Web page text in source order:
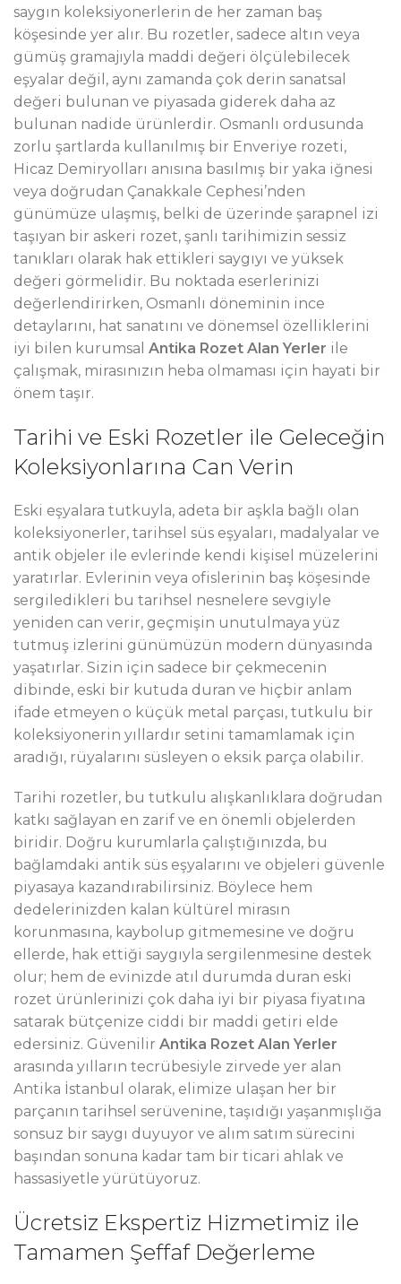
saygın koleksiyonerlerin de her zaman baş
köşesinde yer alır. Bu rozetler, sadece altın veya
gümüş gramajıyla maddi değeri ölçülebilecek
eşyalar değil, aynı zamanda çok derin sanatsal
değeri bulunan ve piyasada giderek daha az
bulunan nadide ürünlerdir. Osmanlı ordusunda
zorlu şartlarda kullanılmış bir Enveriye rozeti,
Hicaz Demiryolları anısına basılmış bir yaka iğnesi
veya doğrudan Çanakkale Cephesi’nden
günümüze ulaşmış, belki de üzerinde şarapnel izi
taşıyan bir askeri rozet, şanlı tarihimizin sessiz
tanıkları olarak hak ettikleri saygıyı ve yüksek
değeri görmelidir. Bu noktada eserlerinizi
değerlendirirken, Osmanlı döneminin ince
detaylarını, hat sanatını ve dönemsel özelliklerini
iyi bilen kurumsal Antika Rozet Alan Yerler ile
çalışmak, mirasınızın heba olmaması için hayati bir
önem taşır.
Tarihi ve Eski Rozetler ile Geleceğin
Koleksiyonlarına Can Verin
Eski eşyalara tutkuyla, adeta bir aşkla bağlı olan
koleksiyonerler, tarihsel süs eşyaları, madalyalar ve
antik objeler ile evlerinde kendi kişisel müzelerini
yaratırlar. Evlerinin veya ofislerinin baş köşesinde
sergiledikleri bu tarihsel nesnelere sevgiyle
yeniden can verir, geçmişin unutulmaya yüz
tutmuş izlerini günümüzün modern dünyasında
yaşatırlar. Sizin için sadece bir çekmecenin
dibinde, eski bir kutuda duran ve hiçbir anlam
ifade etmeyen o küçük metal parçası, tutkulu bir
koleksiyonerin yıllardır setini tamamlamak için
aradığı, rüyalarını süsleyen o eksik parça olabilir.
Tarihi rozetler, bu tutkulu alışkanlıklara doğrudan
katkı sağlayan en zarif ve en önemli objelerden
biridir. Doğru kurumlarla çalıştığınızda, bu
bağlamdaki antik süs eşyalarını ve objeleri güvenle
piyasaya kazandırabilirsiniz. Böylece hem
dedelerinizden kalan kültürel mirasın
korunmasına, kaybolup gitmemesine ve doğru
ellerde, hak ettiği saygıyla sergilenmesine destek
olur; hem de evinizde atıl durumda duran eski
rozet ürünlerinizi çok daha iyi bir piyasa fiyatına
satarak bütçenize ciddi bir maddi getiri elde
edersiniz. Güvenilir Antika Rozet Alan Yerler
arasında yılların tecrübesiyle zirvede yer alan
Antika İstanbul olarak, elimize ulaşan her bir
parçanın tarihsel serüvenine, taşıdığı yaşanmışlığa
sonsuz bir saygı duyuyor ve alım satım sürecini
başından sonuna kadar tam bir ticari ahlak ve
hassasiyetle yürütüyoruz.
Ücretsiz Ekspertiz Hizmetimiz ile
Tamamen Şeffaf Değerleme